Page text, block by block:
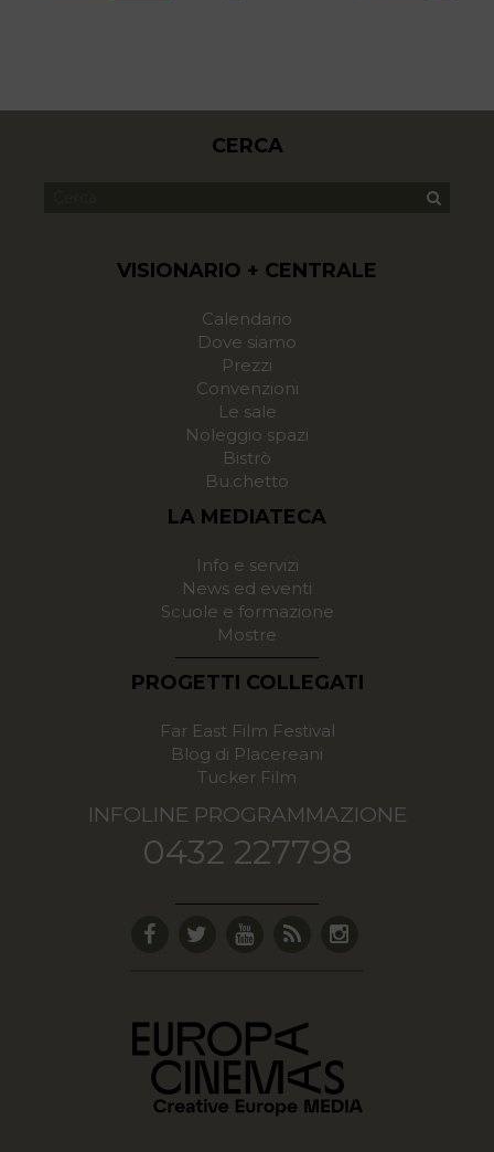
CERCA
VISIONARIO + CENTRALE
Calendario
Dove siamo
Prezzi
Convenzioni
Le sale
Noleggio spazi
Bistrò
Bu.chetto
LA MEDIATECA
Info e servizi
News ed eventi
Scuole e formazione
Mostre
PROGETTI COLLEGATI
Far East Film Festival
Blog di Placereani
Tucker Film
INFOLINE PROGRAMMAZIONE
0432 227798